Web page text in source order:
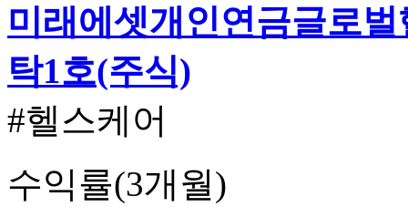
미래에셋개인연금글로
탁1호(주식)
#헬스케어
수익률(3개월)